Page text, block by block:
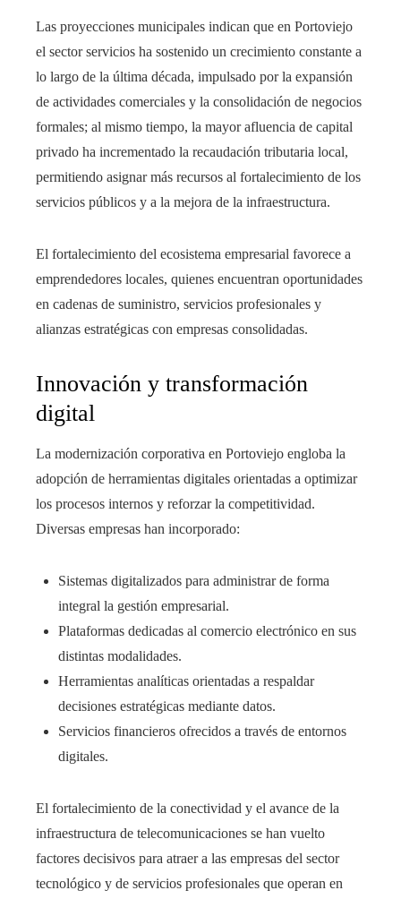
Las proyecciones municipales indican que en Portoviejo
el sector servicios ha sostenido un crecimiento constante a
lo largo de la última década, impulsado por la expansión
de actividades comerciales y la consolidación de negocios
formales; al mismo tiempo, la mayor afluencia de capital
privado ha incrementado la recaudación tributaria local,
permitiendo asignar más recursos al fortalecimiento de los
servicios públicos y a la mejora de la infraestructura.
El fortalecimiento del ecosistema empresarial favorece a
emprendedores locales, quienes encuentran oportunidades
en cadenas de suministro, servicios profesionales y
alianzas estratégicas con empresas consolidadas.
Innovación y transformación
digital
La modernización corporativa en Portoviejo engloba la
adopción de herramientas digitales orientadas a optimizar
los procesos internos y reforzar la competitividad.
Diversas empresas han incorporado:
Sistemas digitalizados para administrar de forma
integral la gestión empresarial.
Plataformas dedicadas al comercio electrónico en sus
distintas modalidades.
Herramientas analíticas orientadas a respaldar
decisiones estratégicas mediante datos.
Servicios financieros ofrecidos a través de entornos
digitales.
El fortalecimiento de la conectividad y el avance de la
infraestructura de telecomunicaciones se han vuelto
factores decisivos para atraer a las empresas del sector
tecnológico y de servicios profesionales que operan en